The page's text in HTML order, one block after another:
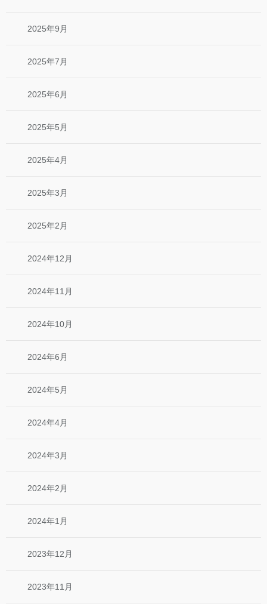
2025年9月
2025年7月
2025年6月
2025年5月
2025年4月
2025年3月
2025年2月
2024年12月
2024年11月
2024年10月
2024年6月
2024年5月
2024年4月
2024年3月
2024年2月
2024年1月
2023年12月
2023年11月